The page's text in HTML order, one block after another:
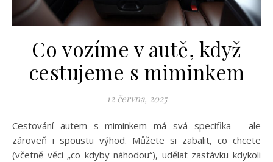
Co vozíme v autě, když
cestujeme s miminkem
12 června, 2025
Cestování autem s miminkem má svá specifika – ale
zároveň i spoustu výhod. Můžete si zabalit, co chcete
(včetně věcí „co kdyby náhodou“), udělat zastávku kdykoli